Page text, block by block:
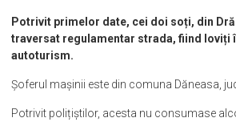
Potrivit primelor date, cei doi soți, din
traversat regulamentar strada, fiind loviți
autoturism.
Șoferul mașinii este din comuna Dăneasa,
Potrivit polițiștilor, acesta nu consumase